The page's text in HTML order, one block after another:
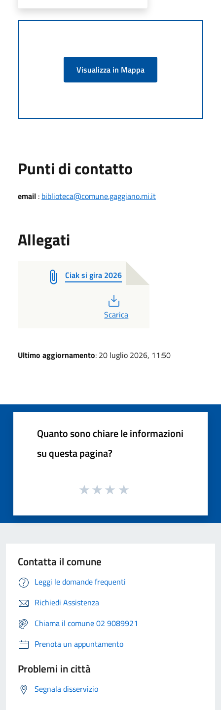
Visualizza in Mappa
Punti di contatto
email : biblioteca@comune.gaggiano.mi.it
Allegati
Ciak si gira 2026
PDF
Scarica
Ultimo aggiornamento: 20 luglio 2026, 11:50
Quanto sono chiare le informazioni
su questa pagina?
Contatta il comune
Leggi le domande frequenti
Richiedi Assistenza
Chiama il comune 02 9089921
Prenota un appuntamento
Problemi in città
Segnala disservizio